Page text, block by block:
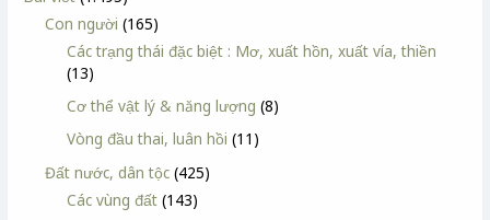
Con người (165)
Các trạng thái đặc biệt : Mơ, xuất hồn, xuất vía, thiền
(13)
Cơ thể vật lý & năng lượng (8)
Vòng đầu thai, luân hồi (11)
Đất nước, dân tộc (425)
Các vùng đất (143)